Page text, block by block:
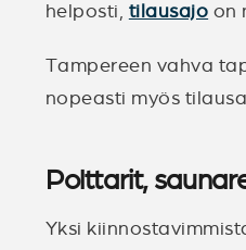
helposti, tilausajo on
Tampereen vahva
nopeasti myös
Polttarit,
Yksi